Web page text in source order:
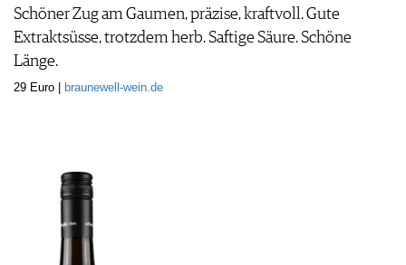
Schöner Zug am Gaumen, präzise, kraftvoll. Gute
Extraktsüsse, trotzdem herb. Saftige Säure. Schöne
Länge.
29 Euro | braunewell-wein.de